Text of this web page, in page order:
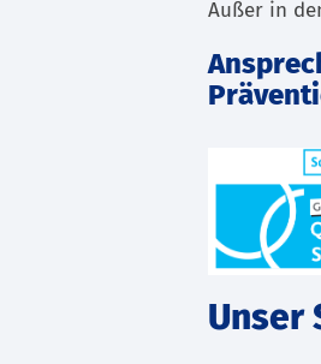
Außer in
Unser